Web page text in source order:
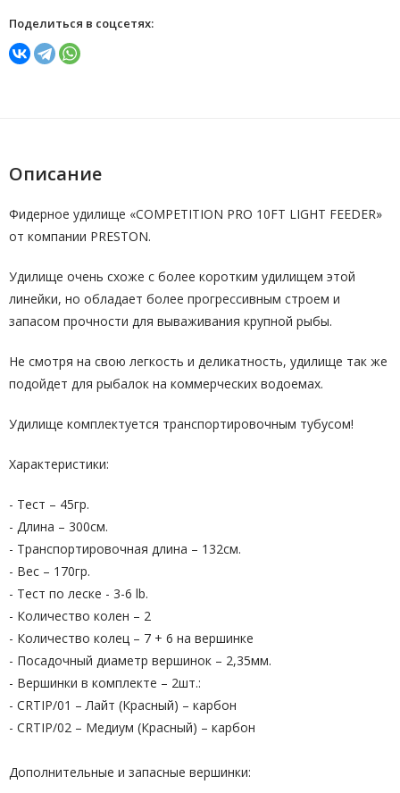
Поделиться в соцсетях:
Описание
Фидерное удилище «COMPETITION PRO 10FT LIGHT FEEDER»
от компании PRESTON.
Удилище очень схоже с более коротким удилищем этой
линейки, но обладает более прогрессивным строем и
запасом прочности для вываживания крупной рыбы.
Не смотря на свою легкость и деликатность, удилище так же
подойдет для рыбалок на коммерческих водоемах.
Удилище комплектуется транспортировочным тубусом!
Характеристики:
- Тест – 45гр.
- Длина – 300см.
- Транспортировочная длина – 132см.
- Вес – 170гр.
- Тест по леске - 3-6 lb.
- Количество колен – 2
- Количество колец – 7 + 6 на вершинке
- Посадочный диаметр вершинок – 2,35мм.
- Вершинки в комплекте – 2шт.:
- CRTIP/01 – Лайт (Красный) – карбон
- CRTIP/02 – Медиум (Красный) – карбон
Дополнительные и запасные вершинки: